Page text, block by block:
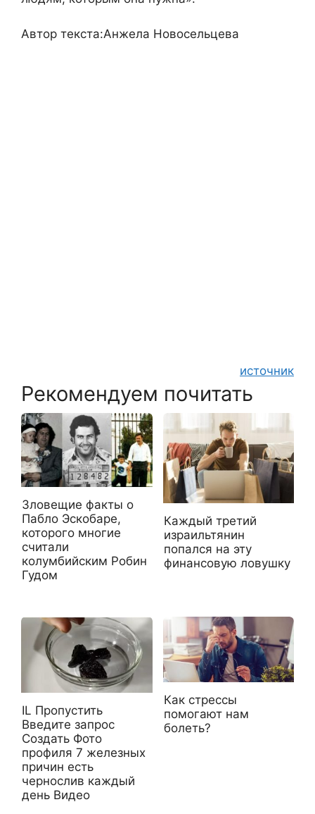
Автор текста:Анжела Новосельцева
источник
Рекомендуем почитать
Зловещие факты о
Пабло Эскобаре,
которого многие
считали
колумбийским Робин
Гудом
Каждый третий
израильтянин
попался на эту
финансовую ловушку
IL Пропустить
Введите запрос
Создать Фото
профиля 7 железных
причин есть
чернослив каждый
день Видео
Как стрессы
помогают нам
болеть?